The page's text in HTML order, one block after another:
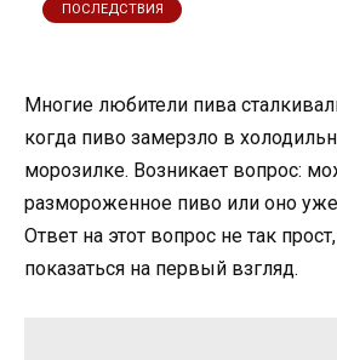
ПОСЛЕДСТВИЯ
Многие любители пива
когда пиво замерзло в
морозилке. Возникает вопрос:
размороженное пиво или оно уже
Ответ на этот вопрос не так
показаться на первый взгляд.